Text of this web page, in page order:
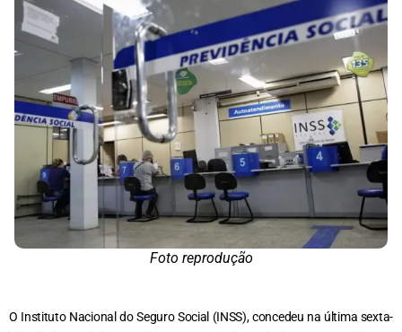
Foto reprodução
O Instituto Nacional do Seguro Social (INSS), concedeu na última sexta-